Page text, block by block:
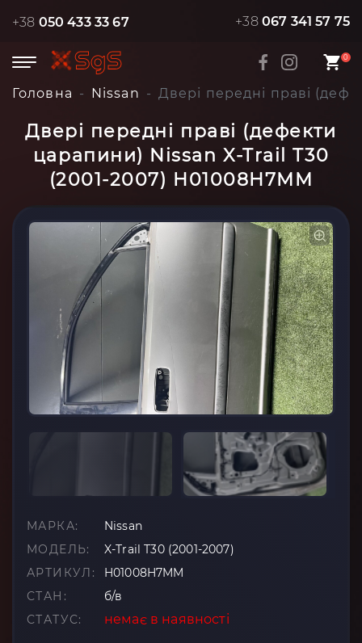
+38 050 433 33 67 +38 067 341 57 75
0
Головна Nissan Двері передні праві
Двері передні праві (дефекти
царапини) Nissan X-Trail T30
(2001-2007) H01008H7MM
МАРКА:
Nissan
МОДЕЛЬ:
X-Trail T30 (2001-2007)
АРТИКУЛ:
H01008H7MM
СТАН:
б/в
СТАТУС:
немає в наявності